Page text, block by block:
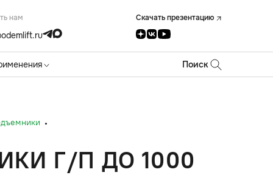
нам Скачать презентацию
Поиск
Г/П ДО 1000